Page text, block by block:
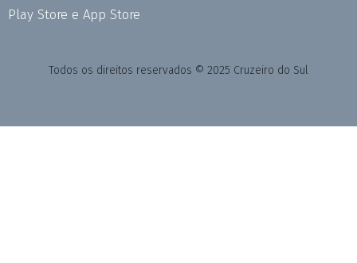
Play Store e App Store
Todos os direitos reservados © 2025 Cruzeiro do Sul